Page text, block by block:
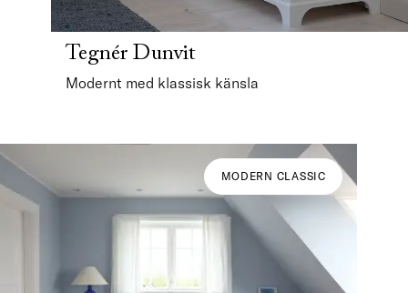
Tegnér Dunvit
Modernt med klassisk känsla
MODERN CLASSIC